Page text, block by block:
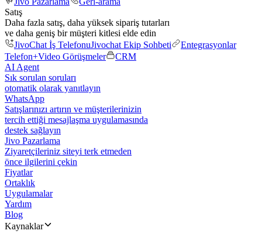
Satış
Daha fazla satış, daha yüksek sipariş tutarları
ve daha geniş bir müşteri kitlesi elde edin
JivoChat İş TelefonuJivochat Ekip Sohbeti
Entegrasyonlar
Telefon+Video Görüşmeler
CRM
AI Agent
Sık sorulan soruları
otomatik olarak yanıtlayın
WhatsApp
Satışlarınızı artırın ve müşterilerinizin
tercih ettiği mesajlaşma uygulamasında
destek sağlayın
Jivo Pazarlama
Ziyaretçileriniz siteyi terk etmeden
önce ilgilerini çekin
Fiyatlar
Ortaklık
Uygulamalar
Yardım
Blog
Kaynaklar